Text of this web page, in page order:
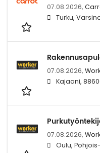
07.08.2026,
Turku,
07.08.2026,
Kajaani,
07.08.2026,
Oulu,